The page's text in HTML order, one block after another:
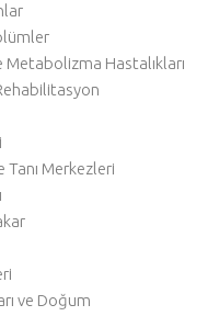
Hastalıkları
Merkezleri
ve Doğum